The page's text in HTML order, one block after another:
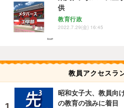
供
教育行政
2022.7.29(金) 16:45
教員アクセスラ
昭和女子大、教員向
の教育の強みに着目